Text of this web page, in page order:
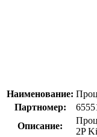
Наименование:
Партномер:
Описание:
2P